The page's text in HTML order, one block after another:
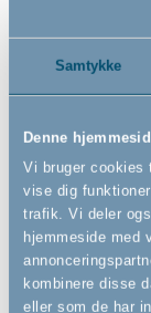
Samtykke
Denne
Vi bruger cookies
vise dig
trafik. Vi deler
hjemmeside med
kombinere disse
eller som de har
Bébé-jou
badestol, Breeze
499,00 DKK